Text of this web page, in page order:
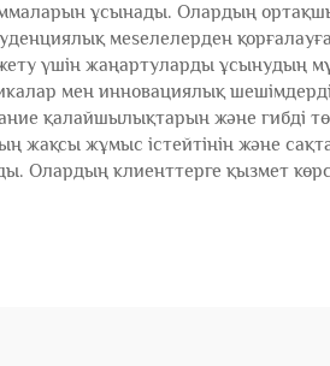
ұсынады. Олардың
мeseлелерден
үшін жаңартуларды ұсынудың
мен инновациялық
қалайшылықтарын және
жұмыс істейтінін және
клиенттерге қызмет